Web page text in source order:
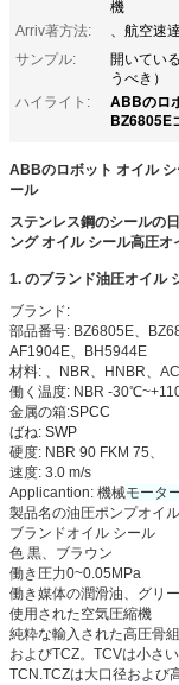
機
Arriv著方法:
、航空速
サンプル:
開いてい
うべき）
ハイライト:
ABBのロ
BZ6805E
ABBのロボット オイル
ール
ステンレス鋼のシールの
ング オイル シール高圧オ
1. のブランド油圧オイル
ブランド:
部品番号: BZ6805E、
AF1904E、BH5944E
材料: 、NBR、HNBR、
働く温度: NBR -
金属の箱:SPCC
ばね: SWP
硬度: NBR 90 FKM 75、
速度: 3.0 m/s
Applicantion: 機械モータ
製品名の油圧ポンプオイ
ブランドオイル シール
色 黒、ブラウン
働き圧力0~0.05MPa
働き媒体の潤滑油、グリ
使用された空気圧縮機
純粋な輸入された高圧骨
およびTCZ。TCVは小さ
TCN.TCZは大口径および